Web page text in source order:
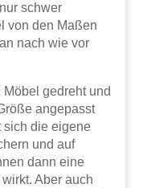
schwer
von den Maßen
nach wie vor
gedreht und
angepasst
sich die eigene
und auf
dann eine
Aber auch